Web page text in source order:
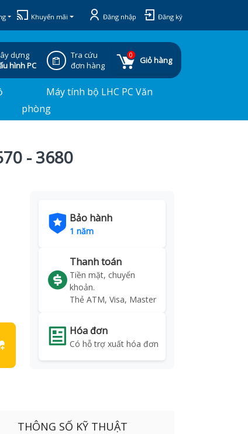
Khuyến mãi Đăng nhập Đăng ký
dựng
hình PC
Tra cứu
đơn hàng
0
Giỏ hàng
Máy tính bộ LHC PC Văn
phòng
- 3680
Bảo hành
1 năm
Thanh toán
Tiền mặt, chuyển
khoản.
Thẻ ATM, Visa, Master
Hóa đơn
Có hỗ trợ xuất hóa đơn
THÔNG SỐ KỸ THUẬT